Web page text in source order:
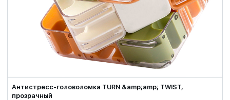
Антистресс-головоломка TURN &amp;amp; TWIST,
прозрачный